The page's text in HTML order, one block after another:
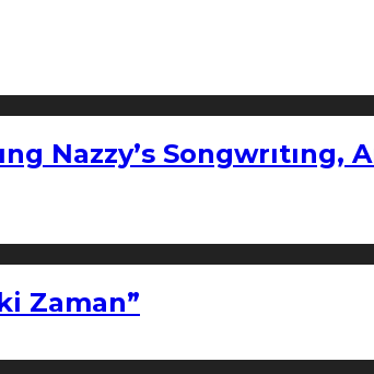
Nazzy’s Songwrıtıng,
Zaman”